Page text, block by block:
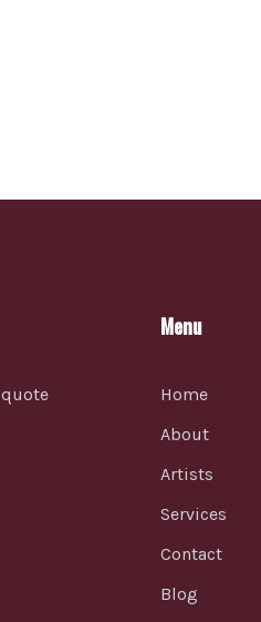
Menu
Home
About
Artists
Services
Contact
Blog